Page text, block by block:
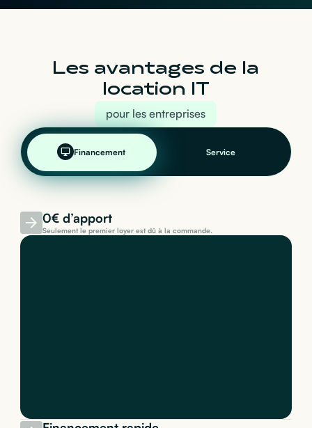
Les avantages de la
location IT
pour les entreprises
Financement Service
0€ d’apport
Seulement le premier loyer est dû à la commande.